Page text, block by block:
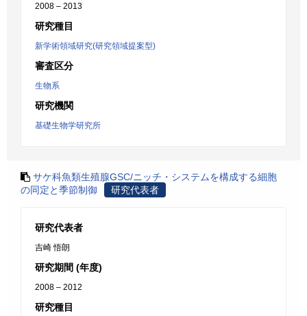
2008 – 2013
研究種目
新学術領域研究(研究領域提案型)
審査区分
生物系
研究機関
基礎生物学研究所
サケ科魚類生殖腺GSC/ニッチ・システムを構成する細胞
の同定と季節制御
研究代表者
研究代表者
吉崎 悟朗
研究期間 (年度)
2008 – 2012
研究種目